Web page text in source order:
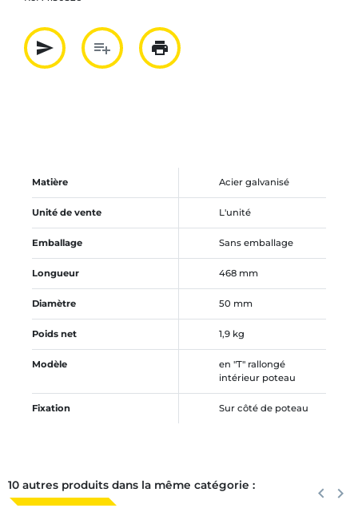
send
Partager par mail
playlist_add
Ajouter à la liste
print
Imprimer
Matière Acier galvanisé
Unité de vente L'unité
Emballage Sans emballage
Longueur 468 mm
Diamètre 50 mm
Poids net 1,9 kg
Modèle
en "T" rallongé
intérieur poteau
Fixation Sur côté de poteau
10 autres produits dans la même catégorie : keyboard_arrow_left keyboard_arrow_right